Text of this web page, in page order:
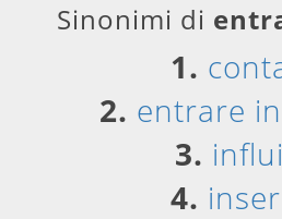
Sinonimi di
1.
2. entrare
3.
4.